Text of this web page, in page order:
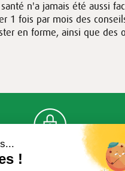
n'a jamais été aussi
1 fois par mois des
en forme, ainsi que des
Paiement sécurisé